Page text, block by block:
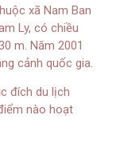
xã Nam Ban
Ly, có chiều
m. Năm 2001
cảnh quốc gia.
đích du lịch
nào hoạt